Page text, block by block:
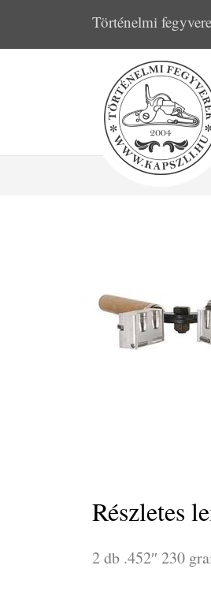
Történelmi
Részletes
2 db .452″ 230